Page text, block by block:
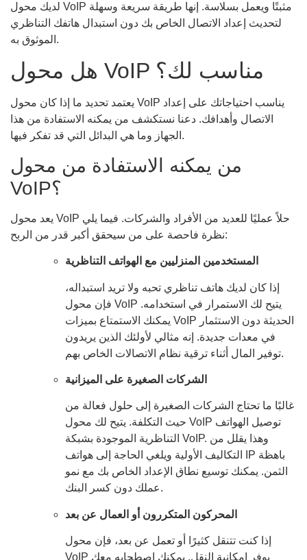
لديك محول VoIP مثبتًا ويعمل بسلاسة. إنها طريقة سريعة وسهلة
لتحديث إعداد الاتصال الخاص بك دون استبدال هاتفك التناظري
الموثوق به.
يعتمد تحديد ما إذا كان محول VoIP يناسب احتياجاتك على إعداد
الاتصال وأهدافك. دعنا نستكشف من يمكنه الاستفادة من هذا
الجهاز وما هي البدائل التي قد تفكر فيها.
من يمكنه الاستفادة من محول
يعد محول VoIP حلاً عمليًا للعديد من الأفراد والشركات. فيما يلي
نظرة فاحصة على من سيحقق أكبر قدر من الربح:
المستخدمين المنزليين مع الهواتف التناظرية
إذا كان لديك هاتف تناظري تحبه ولا تريد استبداله،
فإن محول VoIP يتيح لك الاستمرار في استخدامه.
يمكنك الاستمتاع بميزات VoIP الحديثة دون الاستثمار
في معدات جديدة. إنه مثالي لأولئك الذين يريدون
توفير المال أثناء ترقية نظام الاتصالات الخاص بهم.
الشركات الصغيرة على الميزانية
غالبًا ما تحتاج الشركات الصغيرة إلى حلول فعالة من
حيث التكلفة. يتيح لك محول VoIP توصيل الهواتف
التناظرية الموجودة بشبكة VoIP. وهذا يقلل من
التكاليف الأولية ويلغي الحاجة إلى هواتف IP باهظة
الثمن. يمكنك توسيع نطاق الإعداد الخاص بك مع نمو
عملك دون كسر البنك.
المحركون المتكررون أو العمال عن بعد
إذا كنت تتنقل كثيرًا أو تعمل عن بعد، فإن محول
VoIP يوفر إمكانية النقل. يمكنك اصطحابه معك